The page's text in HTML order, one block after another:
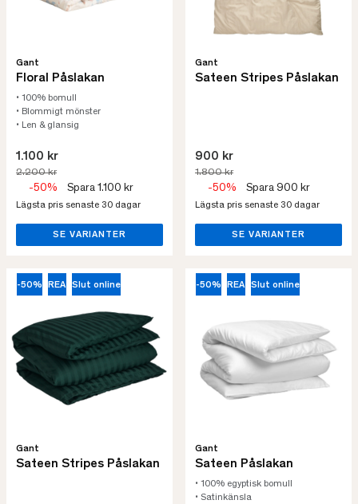
Gant
Floral Påslakan
• 100% bomull
• Blommigt mönster
• Len & glansig
1.100 kr
2.200 kr
-50% Spara 1.100 kr
Lägsta pris senaste 30 dagar
SE VARIANTER
Gant
Sateen Stripes Påslakan
900 kr
1.800 kr
-50% Spara 900 kr
Lägsta pris senaste 30 dagar
SE VARIANTER
-50% REA Slut online
Gant
Sateen Stripes Påslakan
-50% REA Slut online
Gant
Sateen Påslakan
• 100% egyptisk bomull
• Satinkänsla